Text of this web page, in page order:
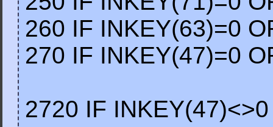
260 IF INKEY(63)=0
270 IF INKEY(47)=0
2720 IF